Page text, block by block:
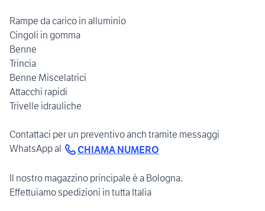
Rampe da carico in alluminio
Cingoli in gomma
Benne
Trincia
Benne Miscelatrici
Attacchi rapidi
Trivelle idrauliche
Contattaci per un preventivo anch tramite messaggi
WhatsApp al
CHIAMA NUMERO
Il nostro magazzino principale è a Bologna.
Effettuiamo spedizioni in tutta Italia